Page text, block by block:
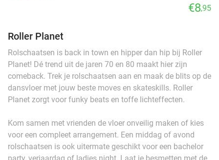
€8,95
Roller Planet
Rolschaatsen is back in town en hipper dan hip bij Roller
Planet! Dé trend uit de jaren 70 en 80 maakt hier zijn
comeback. Trek je rolschaatsen aan en maak de blits op de
dansvloer met jouw beste moves en skateskills. Roller
Planet zorgt voor funky beats en toffe lichteffecten.
Kom samen met vrienden de vloer onveilig maken of kies
voor een compleet arrangement. Een middag of avond
rolschaatsen is ook uitermate geschikt voor een bachelor